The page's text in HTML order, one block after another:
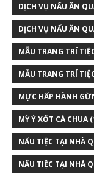
DỊCH VỤ NẤU ĂN
DỊCH VỤ NẤU ĂN
MẪU TRANG TRÍ
MẪU TRANG TRÍ
MỰC HẤP HÀNH
MỲ Ý XỐT CÀ CHUA
NẤU TIỆC TẠI NHÀ
NẤU TIỆC TẠI NHÀ